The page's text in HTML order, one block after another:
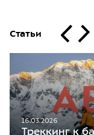
Статьи
16.03.2026
Треккинг к